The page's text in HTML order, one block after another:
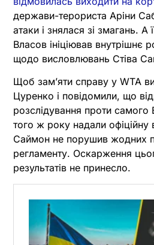
держави-терориста Аріни
атаки і знялася зі змагань. А
Власов ініціював внутрішнє
щодо висловлювань Стіва
Щоб замʼяти справу у WTA
Цуренко і повідомили, що
розслідування проти
того ж року надали офіційну
Саймон не порушив жодних
регламенту. Оскарження
результатів не принесло.